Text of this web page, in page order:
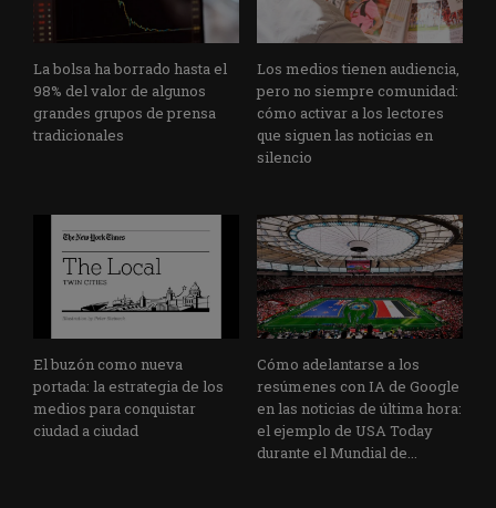
La bolsa ha borrado hasta el
98% del valor de algunos
grandes grupos de prensa
tradicionales
Los medios tienen audiencia,
pero no siempre comunidad:
cómo activar a los lectores
que siguen las noticias en
silencio
El buzón como nueva
portada: la estrategia de los
medios para conquistar
ciudad a ciudad
Cómo adelantarse a los
resúmenes con IA de Google
en las noticias de última hora:
el ejemplo de USA Today
durante el Mundial de...